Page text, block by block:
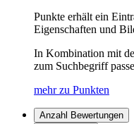
Punkte erhält ein
Eigenschaften und
In Kombination mit
zum Suchbegriff
mehr zu Punkten
Anzahl Bewertungen